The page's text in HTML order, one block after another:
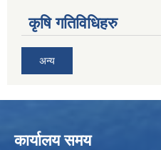
कृषि गतिविधिहरु
अन्य
कार्यालय समय